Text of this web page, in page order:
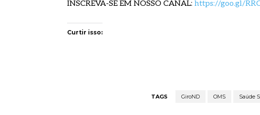
INSCREVA-SE EM NOSSO CANAL: https://goo.gl/
Curtir isso:
TAGS GiroND OMS Saúde